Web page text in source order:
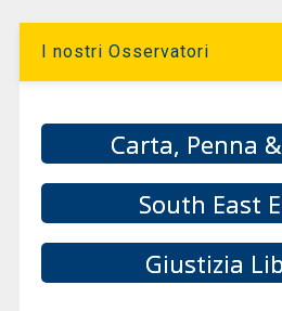
I nostri Osservatori
Carta, Penna
South East
Giustizia